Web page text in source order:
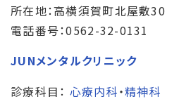
所在地：高横須賀町北屋敷30
電話番号：0562-32-0131
JUNメンタルクリニック
診療科目： 心療内科・精神科